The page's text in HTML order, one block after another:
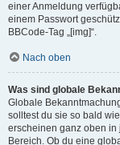
einer Anmeldung
einem Passwort
BBCode-Tag „[img]“.
Nach oben
Was sind globale
Globale
solltest du sie so bald
erscheinen ganz oben
Bereich. Ob du eine